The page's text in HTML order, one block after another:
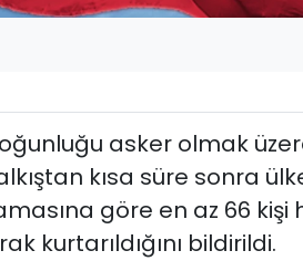
asker olmak
kısa süre sonra
göre en az 66 kişi
kurtarıldığını bildirildi.